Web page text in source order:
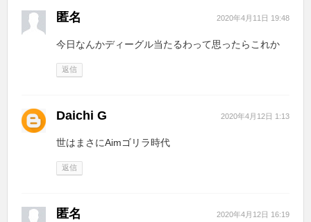
匿名 2020年4月11日 19:48
今日なんかディーグル当たるわって思ったらこれか
返信
Daichi G 2020年4月12日 1:13
世はまさにAimゴリラ時代
返信
匿名 2020年4月12日 16:19